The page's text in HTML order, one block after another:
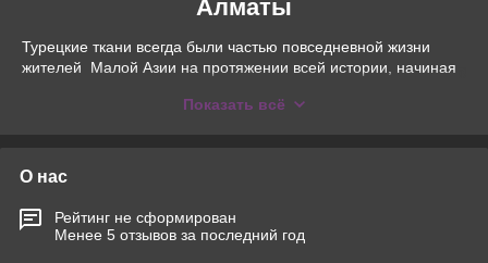
Алматы
Турецкие ткани всегда были частью повседневной жизни
жителей Малой Азии на протяжении всей истории, начиная
11 века на Анатолийский
существовавших
Показать всё
О нас
Рейтинг не сформирован
Менее 5 отзывов за последний год